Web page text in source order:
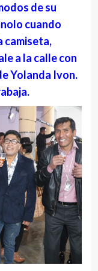
de su
cuando
camiseta,
a la calle con
Yolanda Ivon.